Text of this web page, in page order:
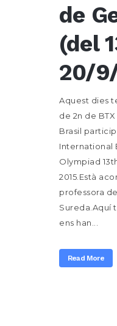
de
(del
20/
Aquest dies
de 2n de
Brasil
International
Olympiad
2015.Està
professora
Sureda.Aquí
ens han...
Read More